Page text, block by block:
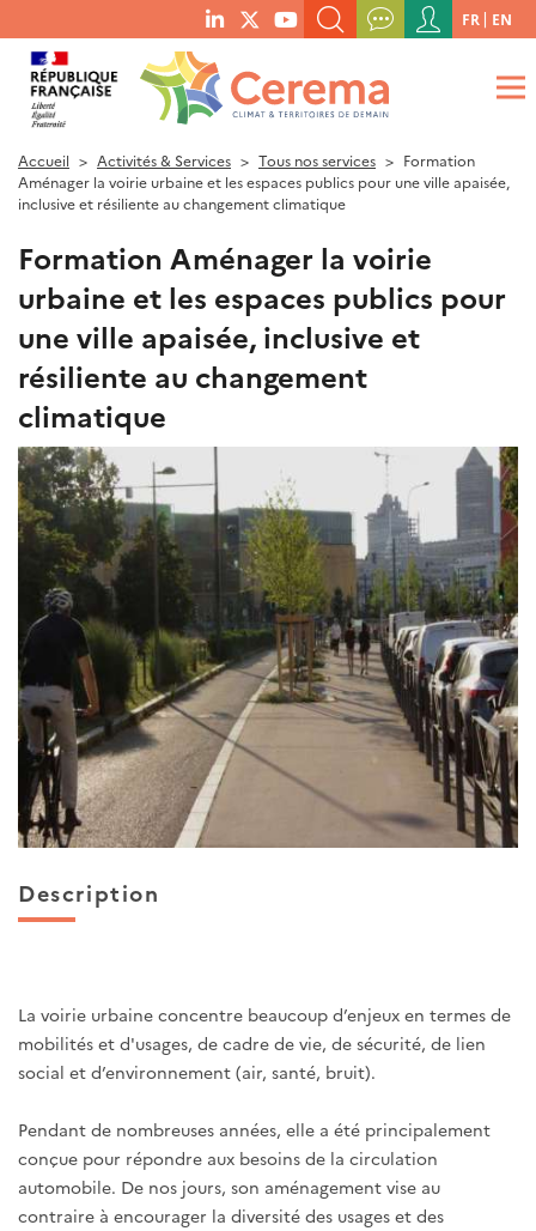
menu
social
links
RECHERCHER UN MOT-CLÉ, UNE PUBLICATION, ETC.
QUE RECHERCHEZ-VOUS ?
Menu
du
compte
de
FR EN
Accueil Activités & Services Tous nos services
Formation
Aménager la voirie urbaine et les espaces publics pour une ville apaisée,
inclusive et résiliente au changement climatique
Formation Aménager la voirie
urbaine et les espaces publics pour
une ville apaisée, inclusive et
résiliente au changement
climatique
Description
La voirie urbaine concentre beaucoup d’enjeux en termes de
mobilités et d'usages, de cadre de vie, de sécurité, de lien
social et d’environnement (air, santé, bruit).
Pendant de nombreuses années, elle a été principalement
conçue pour répondre aux besoins de la circulation
automobile. De nos jours, son aménagement vise au
contraire à encourager la diversité des usages et des